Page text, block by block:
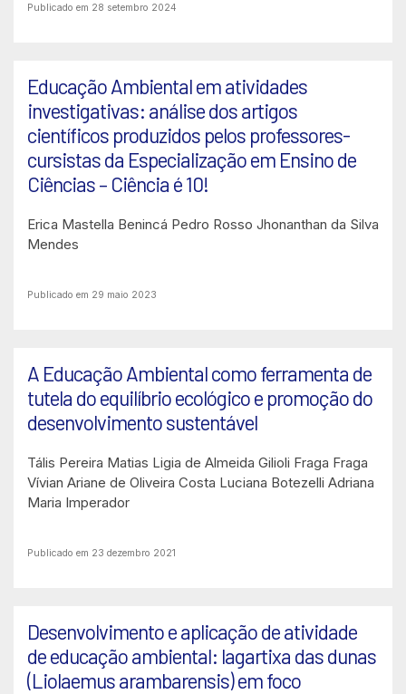
Publicado em 28 setembro 2024
Educação Ambiental em atividades
investigativas: análise dos artigos
científicos produzidos pelos professores-
cursistas da Especialização em Ensino de
Ciências – Ciência é 10!
Erica Mastella Benincá Pedro Rosso Jhonanthan da Silva
Mendes
Publicado em 29 maio 2023
A Educação Ambiental como ferramenta de
tutela do equilíbrio ecológico e promoção do
desenvolvimento sustentável
Tális Pereira Matias Ligia de Almeida Gilioli Fraga Fraga
Vívian Ariane de Oliveira Costa Luciana Botezelli Adriana
Maria Imperador
Publicado em 23 dezembro 2021
Desenvolvimento e aplicação de atividade
de educação ambiental: lagartixa das dunas
(Liolaemus arambarensis) em foco